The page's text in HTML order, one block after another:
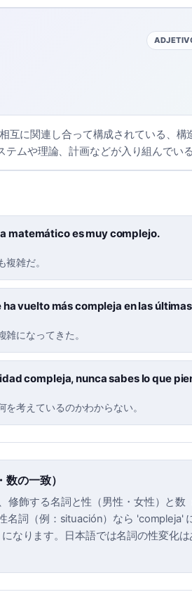
互に関連し合って構成されている、
ムや理論、計画などが入り組んでい
matemático es muy complejo.
雑だ。
vuelto más compleja en las
になってきた。
compleja, nunca sabes lo que
考えているのかわからない。
の一致）
修飾する名詞と性（男性・女性）と数
名詞（例：situación）なら 'compleja'
なります。日本語では名詞の性変化